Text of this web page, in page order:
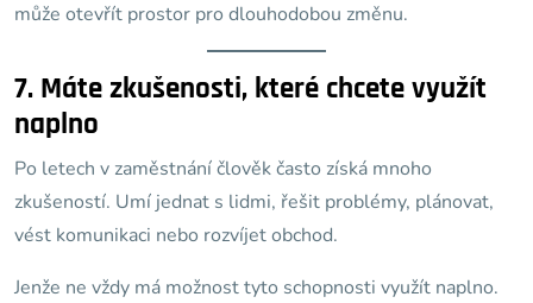
může otevřít prostor pro dlouhodobou změnu.
7. Máte zkušenosti, které chcete využít
naplno
Po letech v zaměstnání člověk často získá mnoho
zkušeností. Umí jednat s lidmi, řešit problémy, plánovat,
vést komunikaci nebo rozvíjet obchod.
Jenže ne vždy má možnost tyto schopnosti využít naplno.